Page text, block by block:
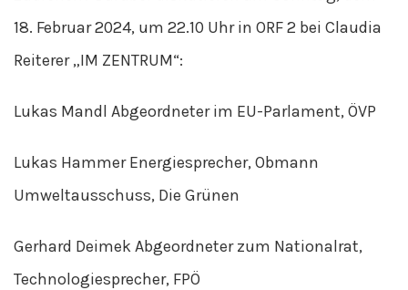
18. Februar 2024, um 22.10 Uhr in ORF 2 bei Claudia
Reiterer „IM ZENTRUM“:
Lukas Mandl Abgeordneter im EU-Parlament, ÖVP
Lukas Hammer Energiesprecher, Obmann
Umweltausschuss, Die Grünen
Gerhard Deimek Abgeordneter zum Nationalrat,
Technologiesprecher, FPÖ